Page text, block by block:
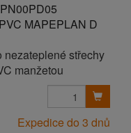
MAPEPLAN D
nezateplené střechy
manžetou
Expedice do 3 dnů